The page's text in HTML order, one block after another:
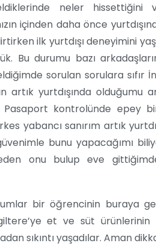
neler hissettiğini
içinden daha önce
ilk yurtdışı deneyimini
Bu durumu bazı
sorulan sorulara sıfır
yurtdışında olduğumu
kontrolünde epey
yabancı sanırım artık
bunu yapacağımı
onu bulup eve
bir öğrencinin buraya
et ve süt ürünlerinin
sıkıntı yaşadılar. Aman